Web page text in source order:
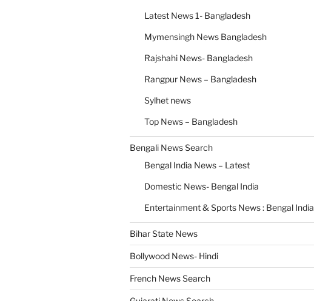
Latest News 1- Bangladesh
Mymensingh News Bangladesh
Rajshahi News- Bangladesh
Rangpur News – Bangladesh
Sylhet news
Top News – Bangladesh
Bengali News Search
Bengal India News – Latest
Domestic News- Bengal India
Entertainment & Sports News : Bengal India
Bihar State News
Bollywood News- Hindi
French News Search